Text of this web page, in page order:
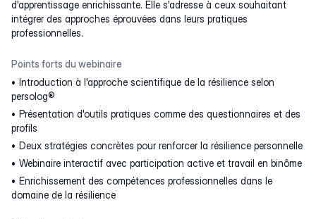
d'apprentissage enrichissante. Elle s'adresse à ceux souhaitant
intégrer des approches éprouvées dans leurs pratiques
professionnelles.
Points forts du webinaire
Introduction à l'approche scientifique de la résilience selon
persolog®
Présentation d'outils pratiques comme des questionnaires et des
profils
Deux stratégies concrètes pour renforcer la résilience personnelle
Webinaire interactif avec participation active et travail en binôme
Enrichissement des compétences professionnelles dans le
domaine de la résilience